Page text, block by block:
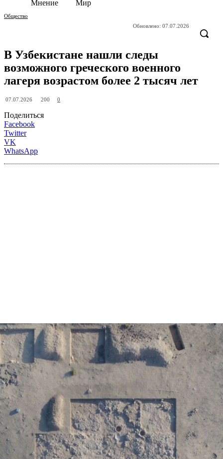
Мнение Мир
Общество
Обновлено: 07.07.2026
В Узбекистане нашли следы
возможного греческого военного
лагеря возрастом более 2 тысяч лет
07.07.2026 200 0
Поделиться
Facebook
Twitter
VK
WhatsApp